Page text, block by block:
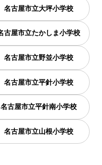
名古屋市立大坪小学校
古屋市立たかしま小学校
名古屋市立野並小学校
名古屋市立平針小学校
名古屋市立平針南小学校
名古屋市立山根小学校